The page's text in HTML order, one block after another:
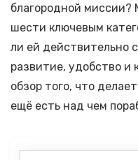
благородной миссии?
шести ключевым
ли ей действительно
развитие, удобство и
обзор того, что
ещё есть над чем